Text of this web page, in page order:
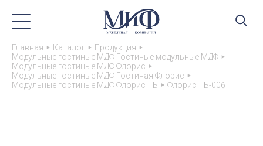
Главная Каталог
Продукция
Модульные гостиные МДФ Гостиные модульные МДФ
Модульные гостиные МДФ Флорис
Модульные гостиные МДФ Гостиная Флорис
Модульные гостиные МДФ Флорис ТБ
Флорис ТБ-006